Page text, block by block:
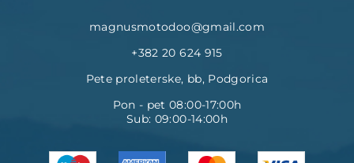
magnusmotodoo@gmail.com
+382 20 624 915
Pete proleterske, bb, Podgorica
Pon - pet 08:00-17:00h
Sub: 09:00-14:00h